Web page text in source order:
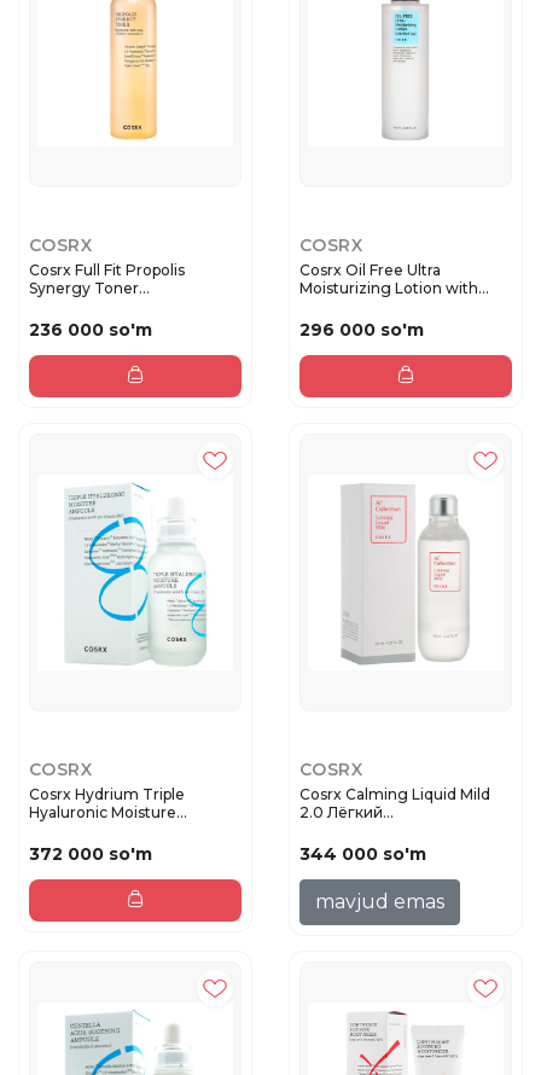
COSRX
Cosrx Full Fit Propolis
Synergy Toner
236 000 so'm
COSRX
Cosrx Oil Free Ultra
Moisturizing Lotion with
296 000 so'm
COSRX
Cosrx Hydrium Triple
Hyaluronic Moisture
372 000 so'm
COSRX
Cosrx Calming Liquid Mild
2.0 Лёгкий
344 000 so'm
mavjud emas